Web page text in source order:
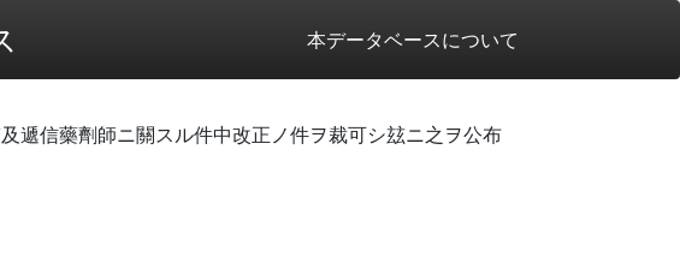
本データベースについて
遞信藥劑師ニ關スル件中改正ノ件ヲ裁可シ玆ニ之ヲ公布